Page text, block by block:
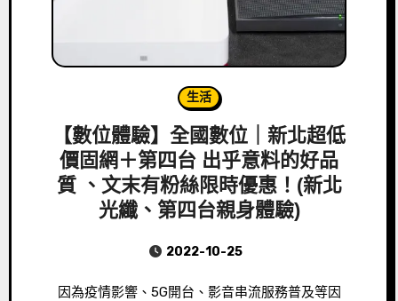
生活
【數位體驗】全國數位｜新北超低
價固網＋第四台 出乎意料的好品
質 、文末有粉絲限時優惠！(新北
光纖、第四台親身體驗)
2022-10-25
因為疫情影響、5G開台、影音串流服務普及等因